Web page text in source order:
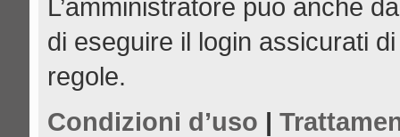
L’amministratore può anche
di eseguire il login assicurati
regole.
Condizioni d’uso |